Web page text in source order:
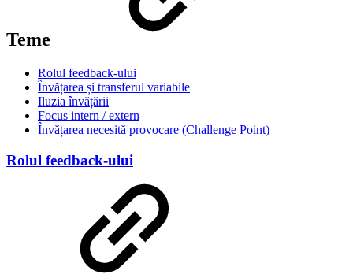
Teme
Rolul feedback-ului
Învățarea și transferul variabile
Iluzia învățării
Focus intern / extern
Învățarea necesită provocare (Challenge Point)
Rolul feedback-ului